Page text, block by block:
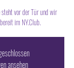
steht vor der Tür und wir
im NY.Club.
ansehen